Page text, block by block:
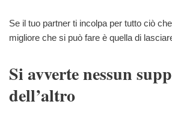
Se il tuo partner ti incolpa per tutto ciò
migliore che si può fare è quella di
Si avverte nessun
dell’altro